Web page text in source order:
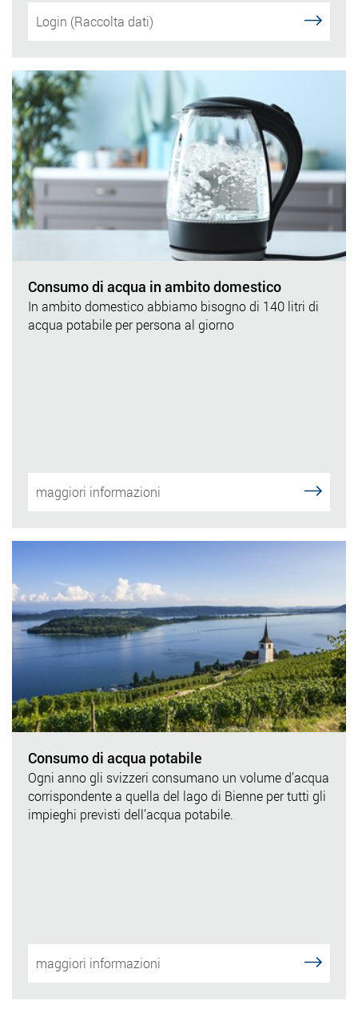
Login (Raccolta dati)
Consumo di acqua in ambito domestico
In ambito domestico abbiamo bisogno di 140 litri di
acqua potabile per persona al giorno
maggiori informazioni
Consumo di acqua potabile
Ogni anno gli svizzeri consumano un volume d’acqua
corrispondente a quella del lago di Bienne per tutti gli
impieghi previsti dell’acqua potabile.
maggiori informazioni